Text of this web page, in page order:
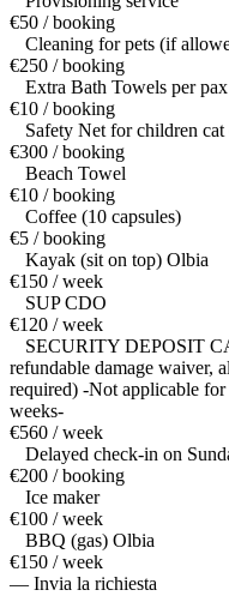
€50 / booking
Cleaning for pets (if
€250 / booking
Extra Bath Towels per pax
€10 / booking
Safety Net for children
€300 / booking
Beach Towel
€10 / booking
Coffee (10 capsules)
€5 / booking
Kayak (sit on top) Olbia
€150 / week
SUP CDO
€120 / week
SECURITY DEPOSIT
refundable damage waiver,
required) -Not applicable
weeks-
€560 / week
Delayed check-in on
€200 / booking
Ice maker
€100 / week
BBQ (gas) Olbia
€150 / week
— Invia la richiesta